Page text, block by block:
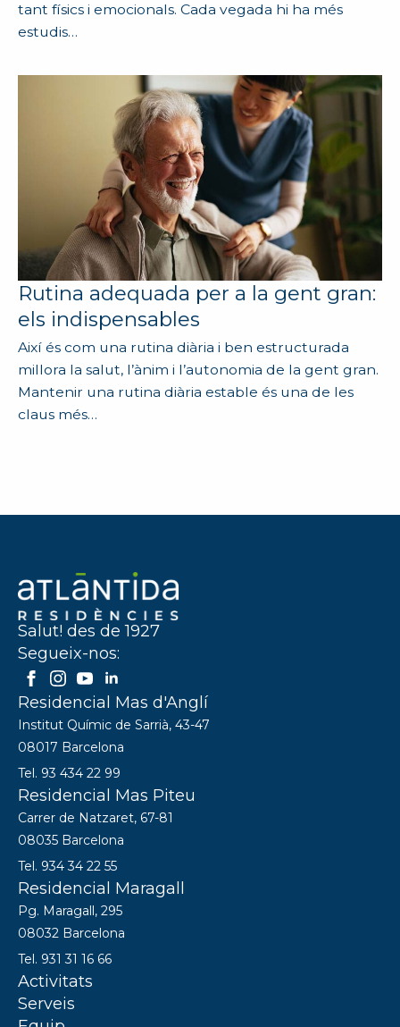
tant físics i emocionals. Cada vegada hi ha més
estudis…
Rutina adequada per a la gent gran:
els indispensables
Així és com una rutina diària i ben estructurada
millora la salut, l’ànim i l’autonomia de la gent gran.
Mantenir una rutina diària estable és una de les
claus més…
Salut! des de 1927
Segueix-nos:
Residencial Mas d'Anglí
Institut Químic de Sarrià, 43-47
08017 Barcelona
Tel. 93 434 22 99
Residencial Mas Piteu
Carrer de Natzaret, 67-81
08035 Barcelona
Tel. 934 34 22 55
Residencial Maragall
Pg. Maragall, 295
08032 Barcelona
Tel. 931 31 16 66
Activitats
Serveis